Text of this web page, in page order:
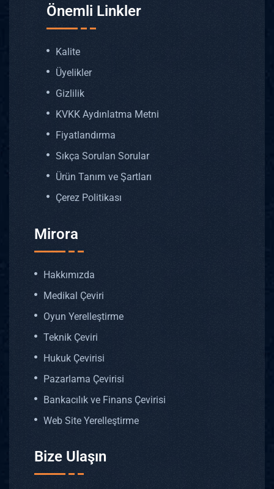
Önemli Linkler
Kalite
Üyelikler
Gizlilik
KVKK Aydınlatma Metni
Fiyatlandırma
Sıkça Sorulan Sorular
Ürün Tanım ve Şartları
Çerez Politikası
Mirora
Hakkımızda
Medikal Çeviri
Oyun Yerelleştirme
Teknik Çeviri
Hukuk Çevirisi
Pazarlama Çevirisi
Bankacılık ve Finans Çevirisi
Web Site Yerelleştirme
Bize Ulaşın